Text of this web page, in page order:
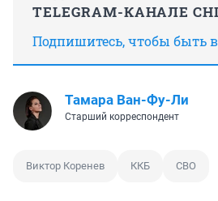
TELEGRAM-КАНАЛЕ
Подпишитесь, чтобы быть
Тамара Ван-Фу-Ли
Старший корреспондент
Виктор Коренев ККБ СВО